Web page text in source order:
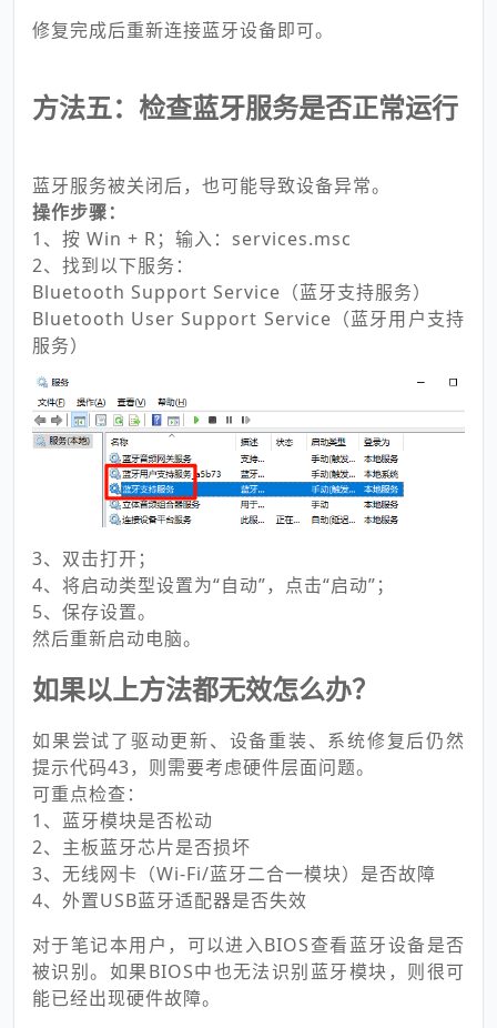
修复完成后重新连接蓝牙设备即可。
方法五：检查蓝牙服务是否正常运行
蓝牙服务被关闭后，也可能导致设备异常。
操作步骤：
1、按 Win + R；输入：services.msc
2、找到以下服务：
Bluetooth Support Service（蓝牙支持服务）
Bluetooth User Support Service（蓝牙用户支持
服务）
3、双击打开；
4、将启动类型设置为“自动”，点击“启动”；
5、保存设置。
然后重新启动电脑。
如果以上方法都无效怎么办？
如果尝试了驱动更新、设备重装、系统修复后仍然
提示代码43，则需要考虑硬件层面问题。
可重点检查：
1、蓝牙模块是否松动
2、主板蓝牙芯片是否损坏
3、无线网卡（Wi-Fi/蓝牙二合一模块）是否故障
4、外置USB蓝牙适配器是否失效
对于笔记本用户，可以进入BIOS查看蓝牙设备是否
被识别。如果BIOS中也无法识别蓝牙模块，则很可
能已经出现硬件故障。